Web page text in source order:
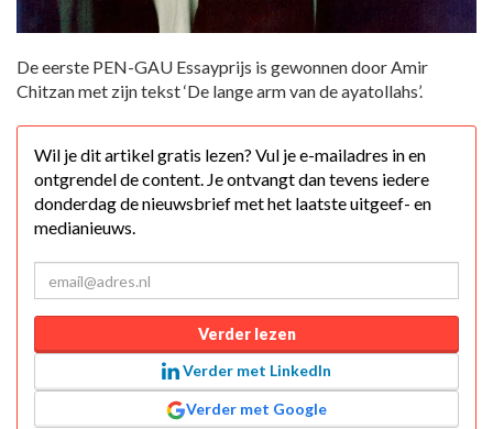
De eerste PEN-GAU Essayprijs is gewonnen door Amir
Chitzan met zijn tekst ‘De lange arm van de ayatollahs’.
Wil je dit artikel gratis lezen? Vul je e-mailadres in en
ontgrendel de content. Je ontvangt dan tevens iedere
donderdag de nieuwsbrief met het laatste uitgeef- en
medianieuws.
Verder lezen
Verder met LinkedIn
Verder met Google